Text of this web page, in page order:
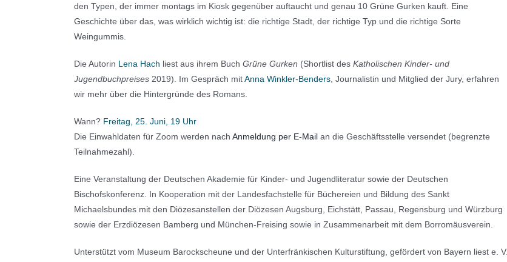
den Typen, der immer montags im Kiosk gegenüber auftaucht und genau 10 Grüne Gurken kauft. Eine
Geschichte über das, was wirklich wichtig ist: die richtige Stadt, der richtige Typ und die richtige Sorte
Weingummis.
Die Autorin Lena Hach liest aus ihrem Buch Grüne Gurken (Shortlist des Katholischen Kinder- und
Jugendbuchpreises 2019). Im Gespräch mitAnna Winkler-Benders , Journalistin und Mitglied der Jury, erfahren
wir mehr über die Hintergründe des Romans.
Wann? Freitag, 25. Juni, 19 Uhr
Die Einwahldaten für Zoom werden nach Anmeldung per E-Mail an die Geschäftsstelle versendet (begrenzte
Teilnahmezahl).
Eine Veranstaltung der Deutschen Akademie für Kinder- und Jugendliteratur sowie der Deutschen
Bischofskonferenz. In Kooperation mit der Landesfachstelle für Büchereien und Bildung des Sankt
Michaelsbundes mit den Diözesanstellen der Diözesen Augsburg, Eichstätt, Passau, Regensburg und Würzburg
sowie der Erzdiözesen Bamberg und München-Freising sowie in Zusammenarbeit mit dem Borromäusverein.
Unterstützt vom Museum Barockscheune und der Unterfränkischen Kulturstiftung, gefördert von Bayern liest e. V.